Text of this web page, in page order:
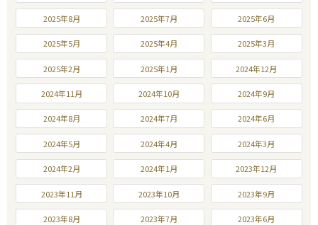
2025年8月 2025年7月 2025年6月
2025年5月 2025年4月 2025年3月
2025年2月 2025年1月 2024年12月
2024年11月 2024年10月 2024年9月
2024年8月 2024年7月 2024年6月
2024年5月 2024年4月 2024年3月
2024年2月 2024年1月 2023年12月
2023年11月 2023年10月 2023年9月
2023年8月 2023年7月 2023年6月